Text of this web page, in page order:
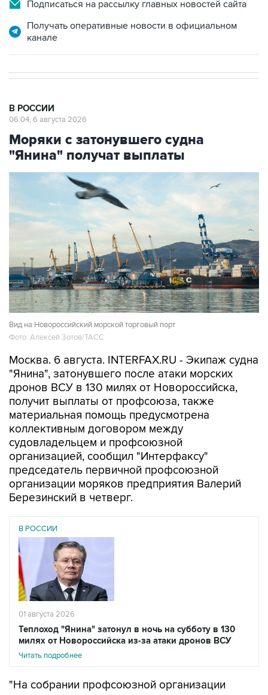
Подписаться на рассылку главных новостей сайта
Получать оперативные новости в официальном
канале
В РОССИИ
06:04, 6 августа 2026
Моряки с затонувшего судна
"Янина" получат выплаты
Вид на Новороссийский морской торговый порт
Фото: Алексей Зотов/ТАСС
Москва. 6 августа. INTERFAX.RU - Экипаж судна
"Янина", затонувшего после атаки морских
дронов ВСУ в 130 милях от Новороссийска,
получит выплаты от профсоюза, также
материальная помощь предусмотрена
коллективным договором между
судовладельцем и профсоюзной
организацией, сообщил "Интерфаксу"
председатель первичной профсоюзной
организации моряков предприятия Валерий
Березинский в четверг.
В РОССИИ
01 августа 2026
Теплоход "Янина" затонул в ночь на субботу в 130
милях от Новороссийска из-за атаки дронов ВСУ
Читать подробнее
"На собрании профсоюзной организации